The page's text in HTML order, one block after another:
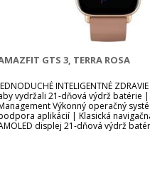
GTS 3, TERRA ROSA
INTELIGENTNÉ
vydržali 21-dňová výdrž batérie |
Výkonný operačný
aplikácií | Klasická
displej 21-dňová výdrž